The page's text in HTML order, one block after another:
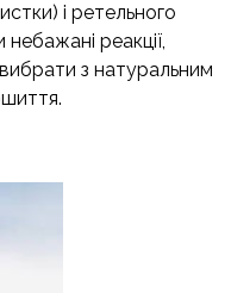
і ретельного
реакції,
вибрати з натуральним